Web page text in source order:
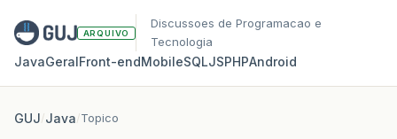
ARQUIVO
Discussoes de Programacao e
Tecnologia
JavaGeralFront‑endMobileSQLJSPHPAndroid
GUJ/Java/Topico